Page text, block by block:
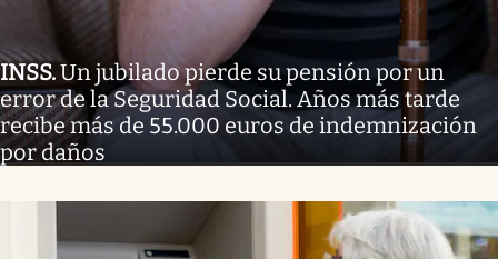
INSS.Un jubilado pierde su pensión por un
error de la Seguridad Social. Años más tarde
recibe más de 55.000 euros de indemnización
por daños